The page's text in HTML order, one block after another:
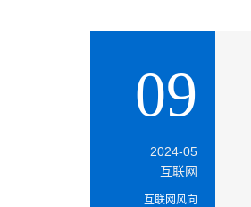
09
2024-05
互联网
互联网风向